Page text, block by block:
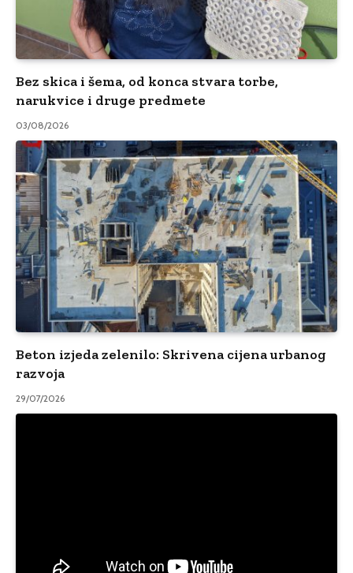
Bez skica i šema, od konca stvara torbe,
narukvice i druge predmete
03/08/2026
Beton izjeda zelenilo: Skrivena cijena urbanog
razvoja
29/07/2026